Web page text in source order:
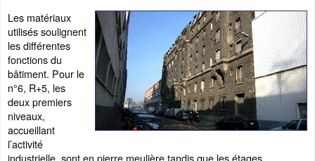
Les matériaux
utilisés soulignent
les différentes
fonctions du
bâtiment. Pour le
n°6, R+5, les
deux premiers
niveaux,
accueillant
l’activité
industrielle, sont en pierre meulière tandis que les étages